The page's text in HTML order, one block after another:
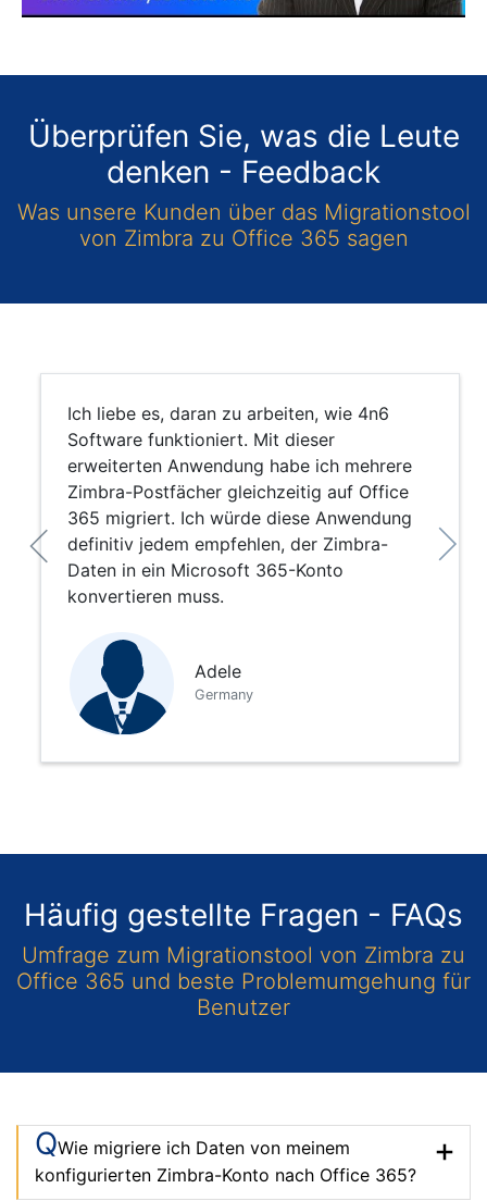
Überprüfen Sie, was die Leute
denken - Feedback
Was unsere Kunden über das Migrationstool
von Zimbra zu Office 365 sagen
Ich liebe es, daran zu arbeiten, wie 4n6
Software funktioniert. Mit dieser
erweiterten Anwendung habe ich mehrere
Zimbra-Postfächer gleichzeitig auf Office
365 migriert. Ich würde diese Anwendung
definitiv jedem empfehlen, der Zimbra-
Daten in ein Microsoft 365-Konto
konvertieren muss.
Adele
Germany
Häufig gestellte Fragen - FAQs
Umfrage zum Migrationstool von Zimbra zu
Office 365 und beste Problemumgehung für
Benutzer
QWie migriere ich Daten von meinem
konfigurierten Zimbra-Konto nach Office 365?